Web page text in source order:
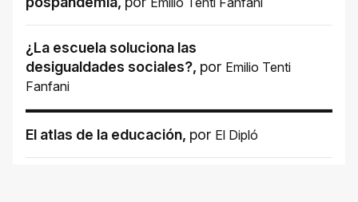
¿La escuela soluciona las
desigualdades sociales?, por Emilio Tenti
Fanfani
El atlas de la educación, por El Dipló